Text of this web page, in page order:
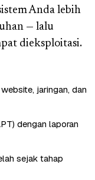
Anda lebih
— lalu
dieksploitasi.
jaringan, dan
dengan laporan
sejak tahap